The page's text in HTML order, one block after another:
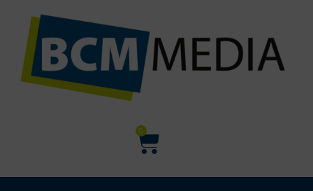
inhoud
0
Winkelwagen